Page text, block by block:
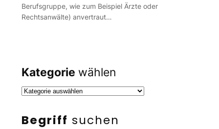
Berufsgruppe, wie zum Beispiel Ärzte oder
Rechtsanwälte) anvertraut…
Kategorie wählen
Begriff suchen